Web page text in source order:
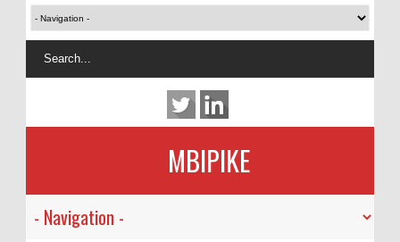
MBIPIKE